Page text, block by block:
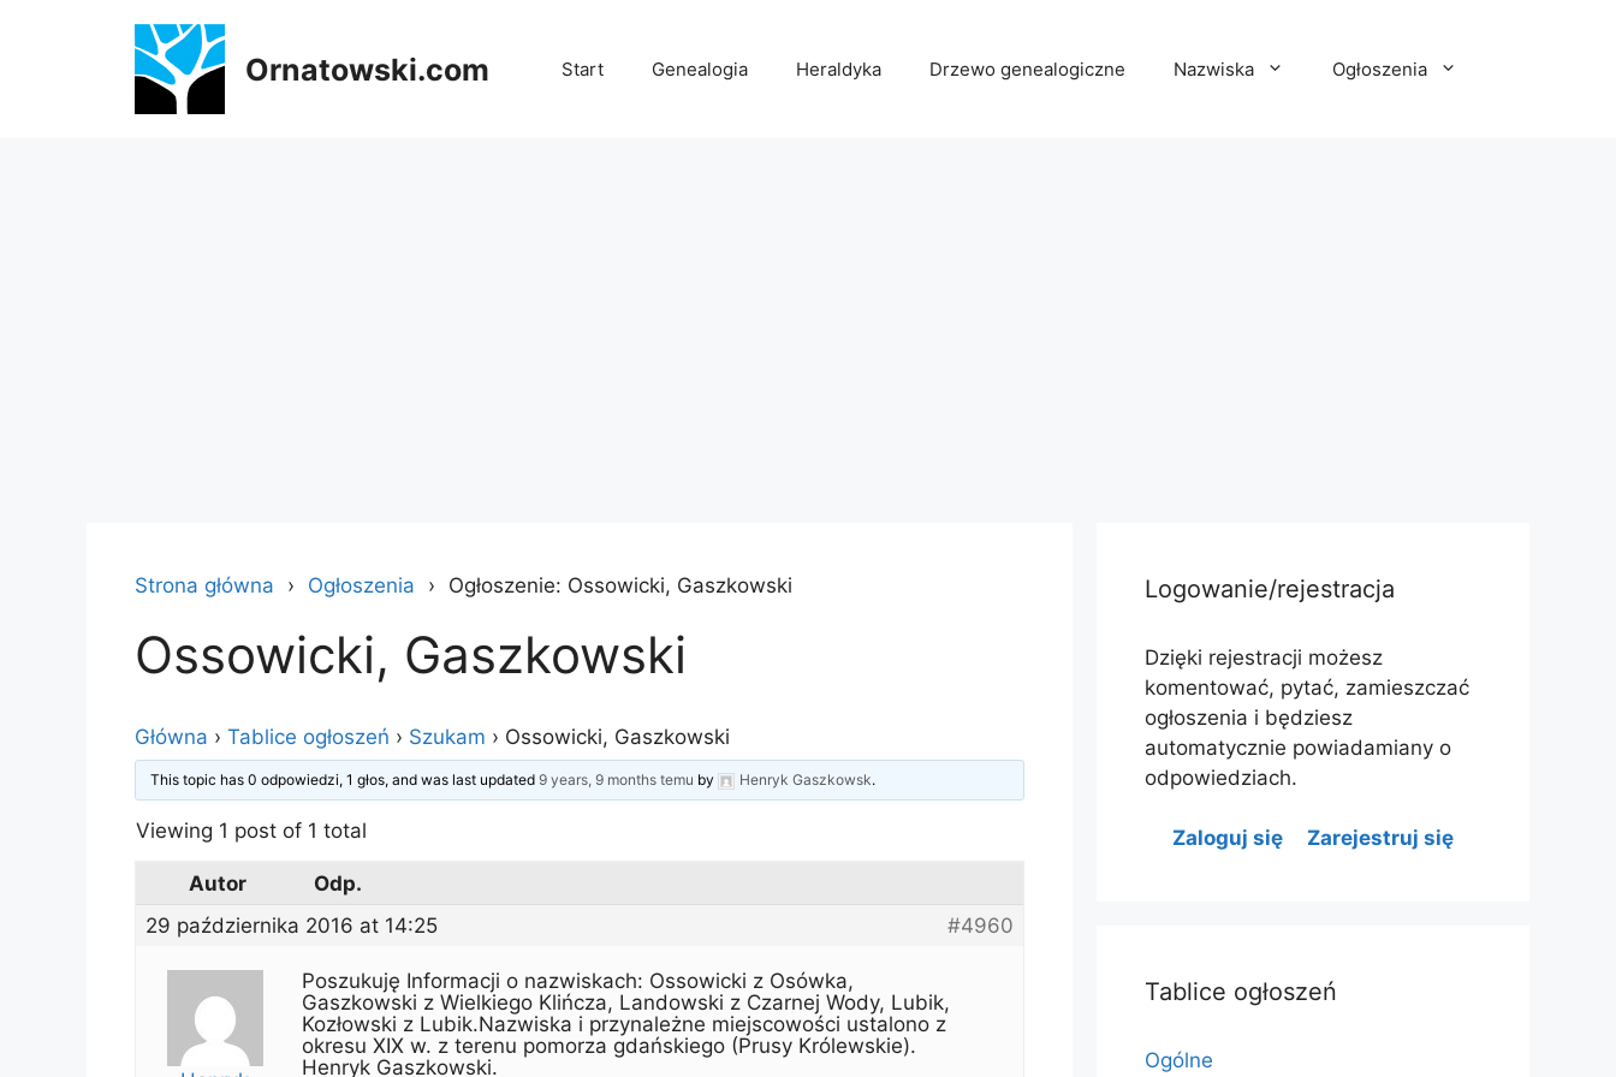
Ornatowski.com Start Genealogia Heraldyka Drzewo genealogiczne Nazwiska Ogłoszenia
Strona główna Ogłoszenia Ogłoszenie: Ossowicki, Gaszkowski
Ossowicki, Gaszkowski
Główna › Tablice ogłoszeń › Szukam › Ossowicki, Gaszkowski
This topic has 0 odpowiedzi, 1 głos, and was last updated9 years, 9 months temu by Henryk Gaszkowsk.
Viewing 1 post of 1 total
Autor
Odp.
29 października 2016 at 14:25
#4960
Poszukuję Informacji o nazwiskach: Ossowicki z Osówka,
Gaszkowski z Wielkiego Klińcza, Landowski z Czarnej Wody, Lubik,
Kozłowski z Lubik.Nazwiska i przynależne miejscowości ustalono z
okresu XIX w. z terenu pomorza gdańskiego (Prusy Królewskie).
Henryk Gaszkowski.
Logowanie/rejestracja
Dzięki rejestracji możesz
komentować, pytać, zamieszczać
ogłoszenia i będziesz
automatycznie powiadamiany o
odpowiedziach.
Zaloguj się Zarejestruj się
Tablice ogłoszeń
Ogólne